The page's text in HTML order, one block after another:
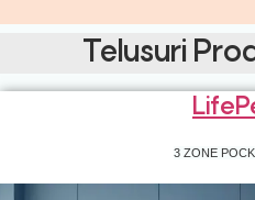
Telusuri
3 ZONE